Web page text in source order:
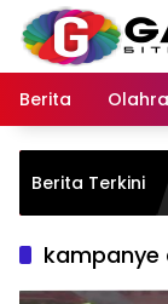
Langsung
konten
Berita
Berita Terkini
Tangkap Pelaku
Kabur ke Jambi
kampanye